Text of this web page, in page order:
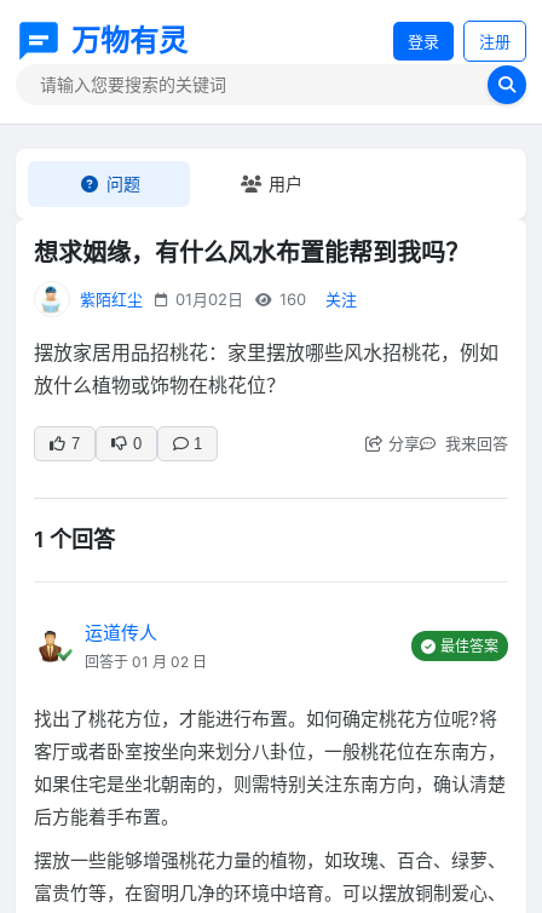
万物有灵 登录 注册
问题 用户
想求姻缘，有什么风水布置能帮到我吗？
紫陌红尘 01月02日 160 关注
摆放家居用品招桃花：家里摆放哪些风水招桃花，例如
放什么植物或饰物在桃花位？
7 0 1 分享 我来回答
1 个回答
运道传人
回答于 01 月 02 日
最佳答案
找出了桃花方位，才能进行布置。如何确定桃花方位呢?将
客厅或者卧室按坐向来划分八卦位，一般桃花位在东南方，
如果住宅是坐北朝南的，则需特别关注东南方向，确认清楚
后方能着手布置。
摆放一些能够增强桃花力量的植物，如玫瑰、百合、绿萝、
富贵竹等，在窗明几净的环境中培育。可以摆放铜制爱心、